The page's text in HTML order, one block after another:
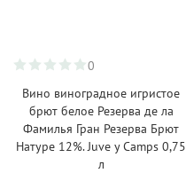
0
Вино виноградное игристое
брют белое Резерва де ла
Фамилья Гран Резерва Брют
Натуре 12%. Juve y Camps 0,75
л